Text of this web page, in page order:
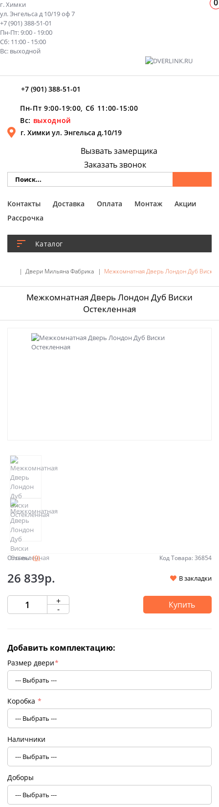
г. Химки
ул. Энгельса д 10/19 оф 7
+7 (901) 388-51-01
Пн-Пт: 9:00 - 19:00
Сб: 11:00 - 15:00
Вс: выходной
+7 (901) 388-51-01
Пн-Пт 9:00-19:00, Сб 11:00-15:00
Вс: выходной
г. Химки ул. Энгельса д.10/19
Каталог
Вызвать замерщика
Заказать звонок
Контакты Доставка Оплата Монтаж
Акции
Рассрочка
Двери Мильяна Фабрика Межкомнатная Дверь Лондон Дуб Виски
Межкомнатная Дверь Лондон Дуб Виски
Остекленная
Отзывы:(0) Код Товара: 36854
26 839р. В закладки
+
- Купить
Добавить комплектацию:
Размер двери*
Коробка *
Наличники
Доборы
0